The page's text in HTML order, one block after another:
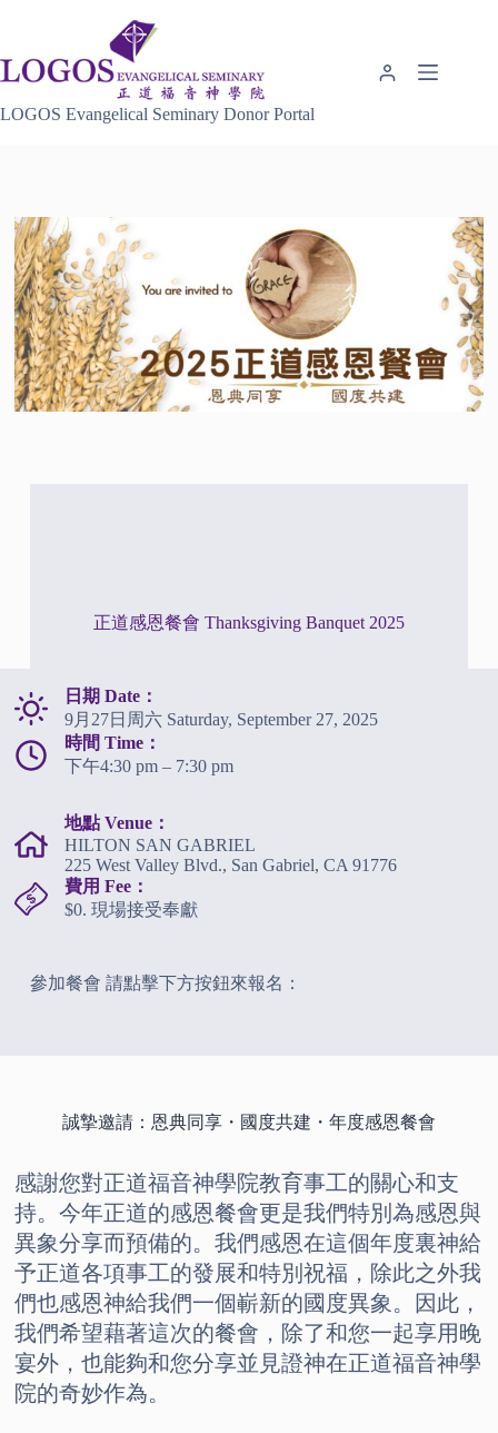
LOGOS Evangelical Seminary Donor Portal
正道感恩餐會 Thanksgiving Banquet 2025
日期 Date：
9月27日周六 Saturday, September 27, 2025
時間 Time：
下午4:30 pm – 7:30 pm
地點 Venue：
HILTON SAN GABRIEL
225 West Valley Blvd., San Gabriel, CA 91776
費用 Fee：
$0. 現場接受奉獻
參加餐會 請點擊下方按鈕來報名：
誠摯邀請：恩典同享・國度共建・年度感恩餐會
感謝您對正道福音神學院教育事工的關心和支
持。今年正道的感恩餐會更是我們特別為感恩與
異象分享而預備的。我們感恩在這個年度裏神給
予正道各項事工的發展和特別祝福，除此之外我
們也感恩神給我們一個嶄新的國度異象。因此，
我們希望藉著這次的餐會，除了和您一起享用晚
宴外，也能夠和您分享並見證神在正道福音神學
院的奇妙作為。